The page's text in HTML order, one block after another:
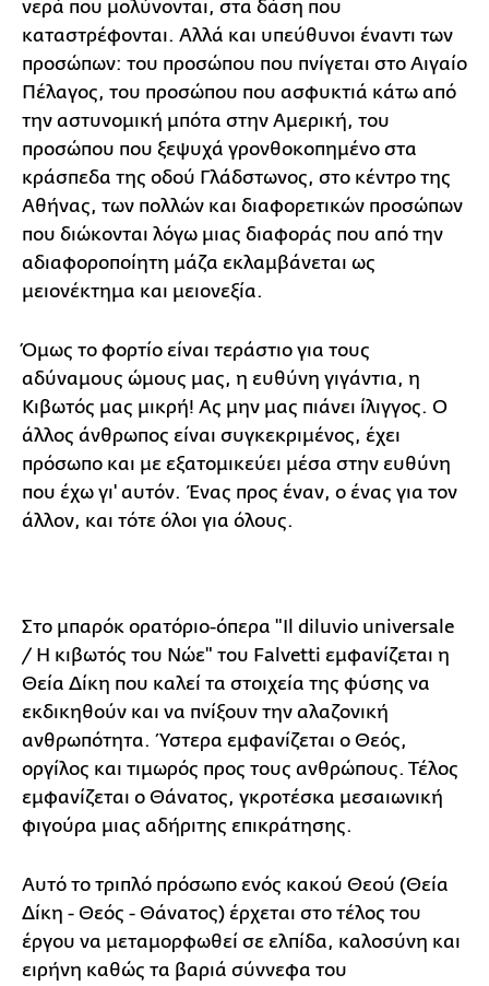
νερά που μολύνονται, στα δάση που
καταστρέφονται. Αλλά και υπεύθυνοι έναντι των
προσώπων: του προσώπου που πνίγεται στο Αιγαίο
Πέλαγος, του προσώπου που ασφυκτιά κάτω από
την αστυνομική μπότα στην Αμερική, του
προσώπου που ξεψυχά γρονθοκοπημένο στα
κράσπεδα της οδού Γλάδστωνος, στο κέντρο της
Αθήνας, των πολλών και διαφορετικών προσώπων
που διώκονται λόγω μιας διαφοράς που από την
αδιαφοροποίητη μάζα εκλαμβάνεται ως
μειονέκτημα και μειονεξία.
Όμως το φορτίο είναι τεράστιο για τους
αδύναμους ώμους μας, η ευθύνη γιγάντια, η
Κιβωτός μας μικρή! Ας μην μας πιάνει ίλιγγος. Ο
άλλος άνθρωπος είναι συγκεκριμένος, έχει
πρόσωπο και με εξατομικεύει μέσα στην ευθύνη
που έχω γι' αυτόν. Ένας προς έναν, ο ένας για τον
άλλον, και τότε όλοι για όλους.
Στο μπαρόκ ορατόριο-όπερα "Il diluvio universale
/ Η κιβωτός του Νώε" του Falvetti εμφανίζεται η
Θεία Δίκη που καλεί τα στοιχεία της φύσης να
εκδικηθούν και να πνίξουν την αλαζονική
ανθρωπότητα. Ύστερα εμφανίζεται ο Θεός,
οργίλος και τιμωρός προς τους ανθρώπους. Τέλος
εμφανίζεται ο Θάνατος, γκροτέσκα μεσαιωνική
φιγούρα μιας αδήριτης επικράτησης.
Αυτό το τριπλό πρόσωπο ενός κακού Θεού (Θεία
Δίκη - Θεός - Θάνατος) έρχεται στο τέλος του
έργου να μεταμορφωθεί σε ελπίδα, καλοσύνη και
ειρήνη καθώς τα βαριά σύννεφα του